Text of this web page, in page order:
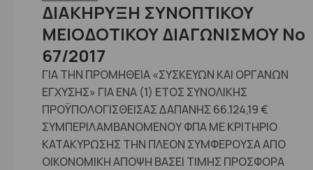
ΔΙΑΚΗΡΥΞΗ ΣΥΝΟΠΤΙΚΟΥ
ΜΕΙΟΔΟΤΙΚΟΥ ΔΙΑΓΩΝΙΣΜΟΥ No
67/2017
ΓΙΑ ΤΗΝ ΠΡΟΜΗΘΕΙΑ «ΣΥΣΚΕΥΩΝ ΚΑΙ ΟΡΓΑΝΩΝ
ΕΓΧΥΣΗΣ» ΓΙΑ ΕΝΑ (1) ΕΤΟΣ ΣΥΝΟΛΙΚΗΣ
ΠΡΟΫΠΟΛΟΓΙΣΘΕΙΣΑΣ ΔΑΠΑΝΗΣ 66.124,19 €
ΣΥΜΠΕΡΙΛΑΜΒΑΝΟΜΕΝΟΥ ΦΠΑ ΜΕ ΚΡΙΤΗΡΙΟ
ΚΑΤΑΚΥΡΩΣΗΣ ΤΗΝ ΠΛΕΟΝ ΣΥΜΦΕΡΟΥΣΑ ΑΠΟ
ΟΙΚΟΝΟΜΙΚΗ ΑΠΟΨΗ ΒΑΣΕΙ ΤΙΜΗΣ ΠΡΟΣΦΟΡΑ